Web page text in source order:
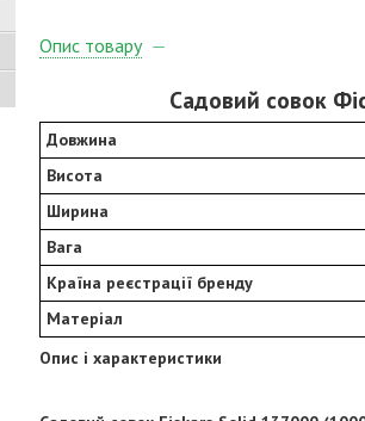
Опис товару
Садовий совок
Довжина
Висота
Ширина
Вага
Країна реєстрації бренду
Матеріал
Опис і характеристики